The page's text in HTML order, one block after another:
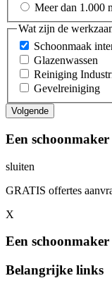
Meer dan 1.000
Wat zijn de
Schoonmaak
Glazenwassen
Reiniging
Gevelreiniging
Een
sluiten
GRATIS offertes
X
Een
Belangrijke links